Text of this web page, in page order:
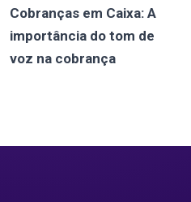
Cobranças em Caixa: A
importância do tom de
voz na cobrança